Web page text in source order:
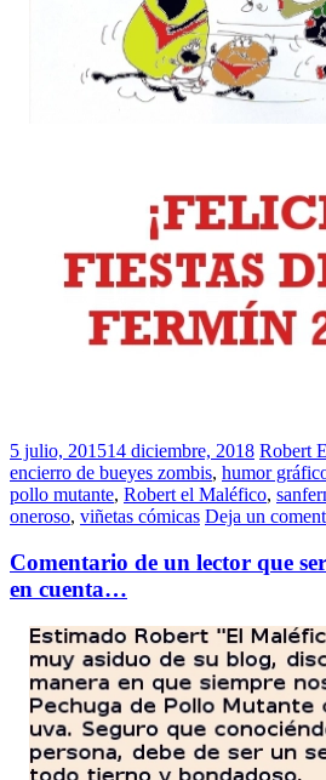
5 julio, 201514 diciembre, 2018 Robert
encierro de bueyes zombis, humor
pollo mutante, Robert el Maléfico,
oneroso, viñetas cómicas Deja un
Comentario de un lector que
en cuenta…